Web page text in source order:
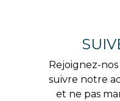
Rejoignez-
suivre notre
et ne pas